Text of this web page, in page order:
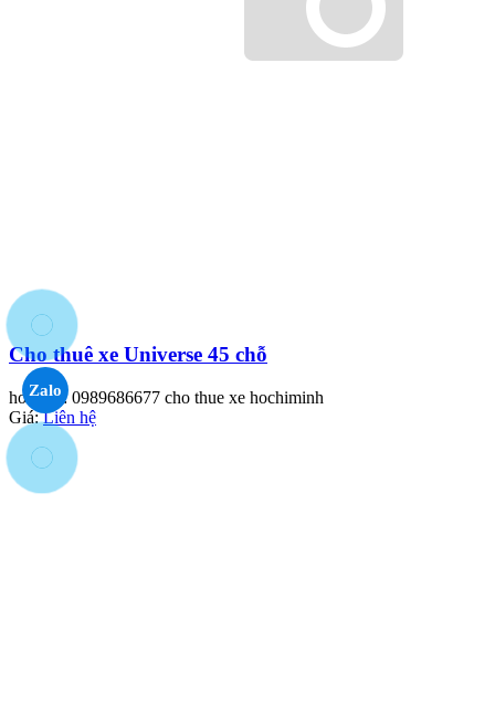
Cho thuê xe Universe 45 chỗ
hotlines: 0989686677 cho thue xe hochiminh
Giá:Liên hệ
Zalo